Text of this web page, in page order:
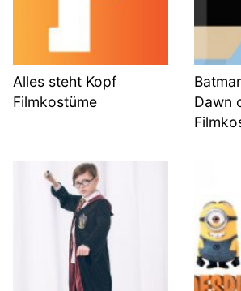
Alles steht Kopf
Filmkostüme
Dawn